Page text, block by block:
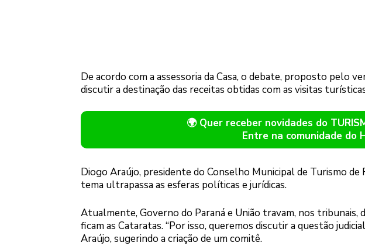
De acordo com a assessoria da Casa, o debate, proposto pelo
discutir a destinação das receitas obtidas com as visitas
🌍 Quer receber novidades do
Entre na comunidade do
Diogo Araújo, presidente do Conselho Municipal de Turismo
tema ultrapassa as esferas políticas e jurídicas.
Atualmente, Governo do Paraná e União travam, nos tribunais,
ficam as Cataratas. “Por isso, queremos discutir a questão
Araújo, sugerindo a criação de um comitê.